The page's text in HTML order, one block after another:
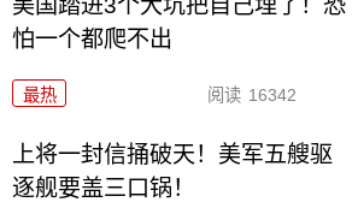
美国踏进3个大坑把自己埋了！恐
怕一个都爬不出
最热 阅读 16342
上将一封信捅破天！美军五艘驱
逐舰要盖三口锅！